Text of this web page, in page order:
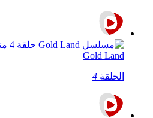
Gold Land
الحلقة 4